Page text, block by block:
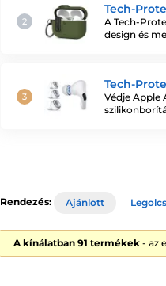
Tech-
A Tech-
design és
Tech-
Védje Apple
Rendezés: Ajánlott
A kínálatban 91 termékek - az